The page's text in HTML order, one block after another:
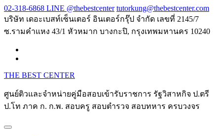
Skip
to
02-318-6868 LINE @thebestcenter tutorkung@thebestcenter.com
บริษัท เดอะเบสท์เซ็นเตอร์ อินเตอร์กรุ๊ป จำกัด เลขที่ 2145/7
ซ.รามคำแหง 43/1 หัวหมาก บางกะปิ, กรุงเทพมหานคร 10240
THE BEST CENTER
ศูนย์ติวและจำหน่ายคู่มือสอบเข้ารับราชการ รัฐวิสาหกิจ ป.ตรี
ป.โท ภาค ก. ก.พ. สอบครู สอบตำรวจ สอบทหาร ครบวงจร